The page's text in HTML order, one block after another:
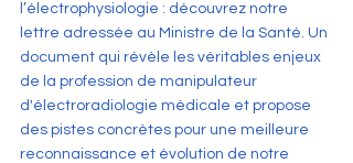
l’électrophysiologie : découvrez notre
lettre adressée au Ministre de la Santé. Un
document qui révèle les véritables enjeux
de la profession de manipulateur
d'électroradiologie médicale et propose
des pistes concrètes pour une meilleure
reconnaissance et évolution de notre